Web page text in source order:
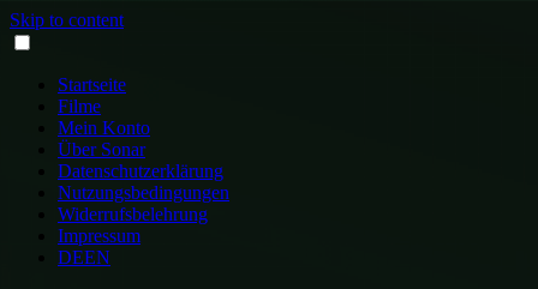
Skip to content
Startseite
Filme
Mein Konto
Über Sonar
Datenschutzerklärung
Nutzungsbedingungen
Widerrufsbelehrung
Impressum
DEEN